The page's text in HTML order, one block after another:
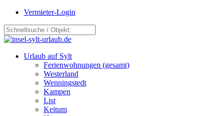
Vermieter-Login
Urlaub auf Sylt
Ferienwohnungen (gesamt)
Westerland
Wenningstedt
Kampen
List
Keitum